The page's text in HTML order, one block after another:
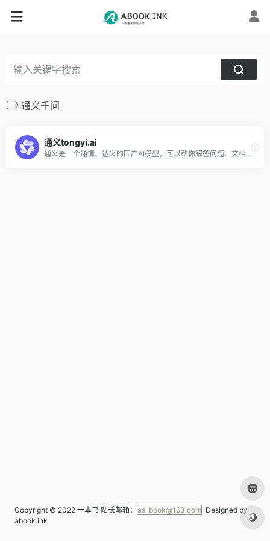
通义千问
通义tongyi.ai
通义是一个通情、达义的国产AI模型，可以帮你解答问题、文档阅读、联网搜索并写作总结，最多支持1000万字的文档速读。通义tongyi.ai_你的全能AI助手
Copyright © 2022 一本书 站长邮箱： aa_book@163.com Designed by
abook.ink